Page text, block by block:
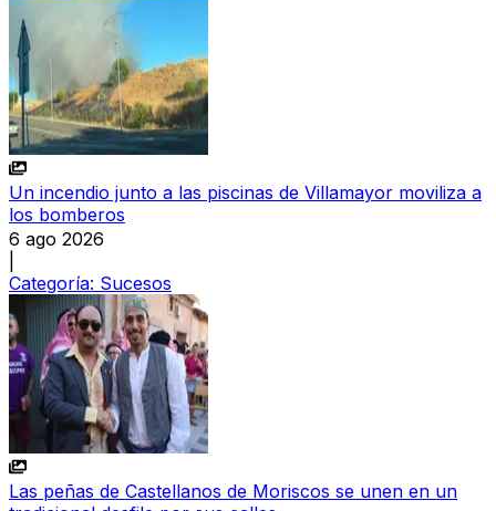
Un incendio junto a las piscinas de Villamayor moviliza a
los bomberos
6 ago 2026
Categoría: Sucesos
Las peñas de Castellanos de Moriscos se unen en un